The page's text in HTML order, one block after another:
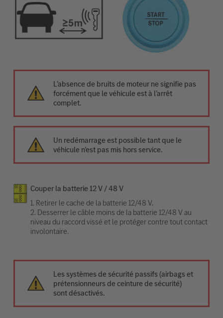
L’absence de bruits de moteur ne signifie pas
forcément que le véhicule est à l’arrêt
complet.
Un redémarrage est possible tant que le
véhicule n’est pas mis hors service.
Couper la batterie 12 V / 48 V
1. Retirer le cache de la batterie 12/48 V.
2. Desserrer le câble moins de la batterie 12/48 V au
niveau du raccord vissé et le protéger contre tout contact
involontaire.
Les systèmes de sécurité passifs (airbags et
prétensionneurs de ceinture de sécurité)
sont désactivés.